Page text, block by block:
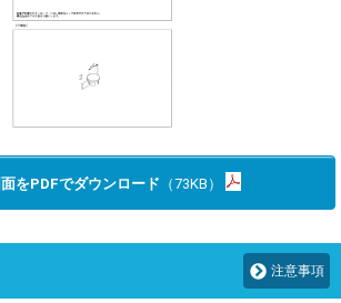
面をPDFでダウンロード （73KB）
注意事項